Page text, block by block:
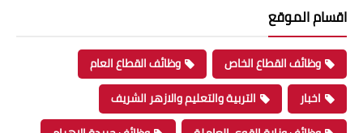
اقسام الموقع
وظائف القطاع الخاص
وظائف القطاع العام
اخبار
التربية والتعليم والازهر الشريف